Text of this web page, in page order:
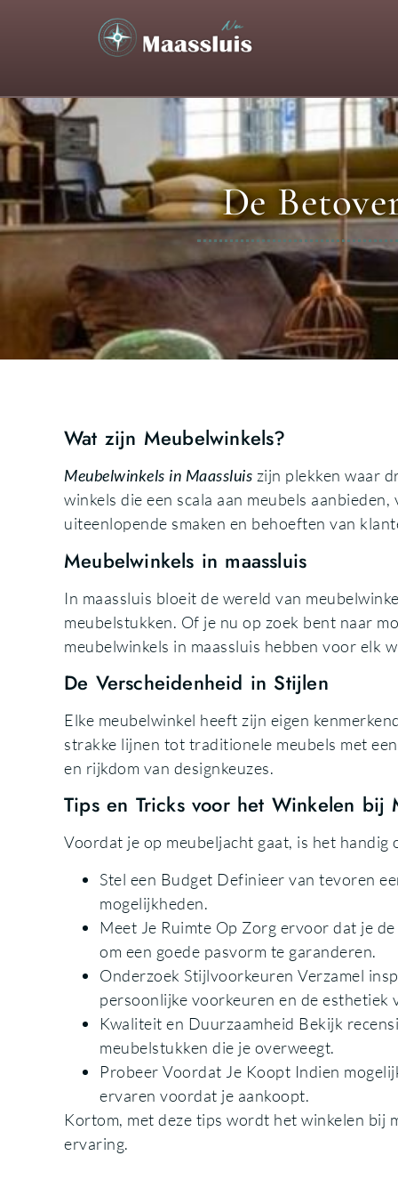
De
Wat zijn Meubelwinkels?
Meubelwinkels in Maassluis zijn plekken waar
winkels die een scala aan meubels
uiteenlopende smaken en behoeften van
Meubelwinkels in maassluis
In maassluis bloeit de wereld van
meubelstukken. Of je nu op zoek bent naar
meubelwinkels in maassluis hebben voor elk
De Verscheidenheid in Stijlen
Elke meubelwinkel heeft zijn eigen
strakke lijnen tot traditionele meubels met
en rijkdom van designkeuzes.
Tips en Tricks voor het Winkelen bij
Voordat je op meubeljacht gaat, is het handig
Stel een Budget Definieer van tevoren
mogelijkheden.
Meet Je Ruimte Op Zorg ervoor dat je
om een goede pasvorm te garanderen.
Onderzoek Stijlvoorkeuren Verzamel
persoonlijke voorkeuren en de esthetiek
Kwaliteit en Duurzaamheid Bekijk
meubelstukken die je overweegt.
Probeer Voordat Je Koopt Indien
ervaren voordat je aankoopt.
Kortom, met deze tips wordt het winkelen bij
ervaring.